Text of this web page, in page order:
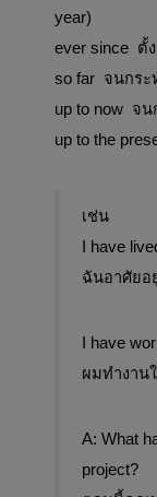
year)
ever since
so far  จนกร
up to now  จ
up to the
เช่น
I have
ฉันอาศัยอ
I have
ผมทำงาน
A: What
project?